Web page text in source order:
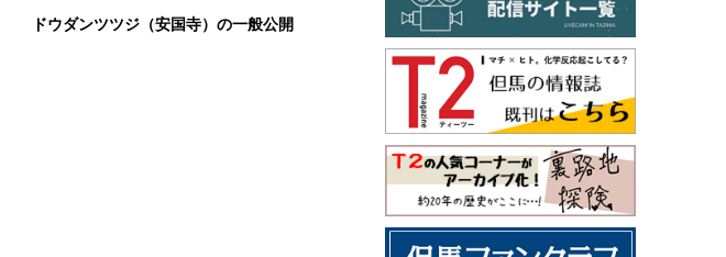
ドウダンツツジ（安国寺）の一般公開